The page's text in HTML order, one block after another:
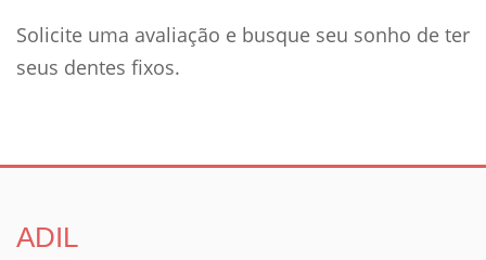
Solicite uma avaliação e busque seu sonho de ter
seus dentes fixos.
ADIL